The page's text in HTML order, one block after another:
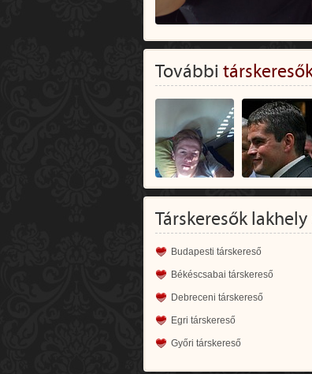
További
Társkeresők
Budapesti társkereső
Békéscsabai társkereső
Debreceni társkereső
Egri társkereső
Győri társkereső